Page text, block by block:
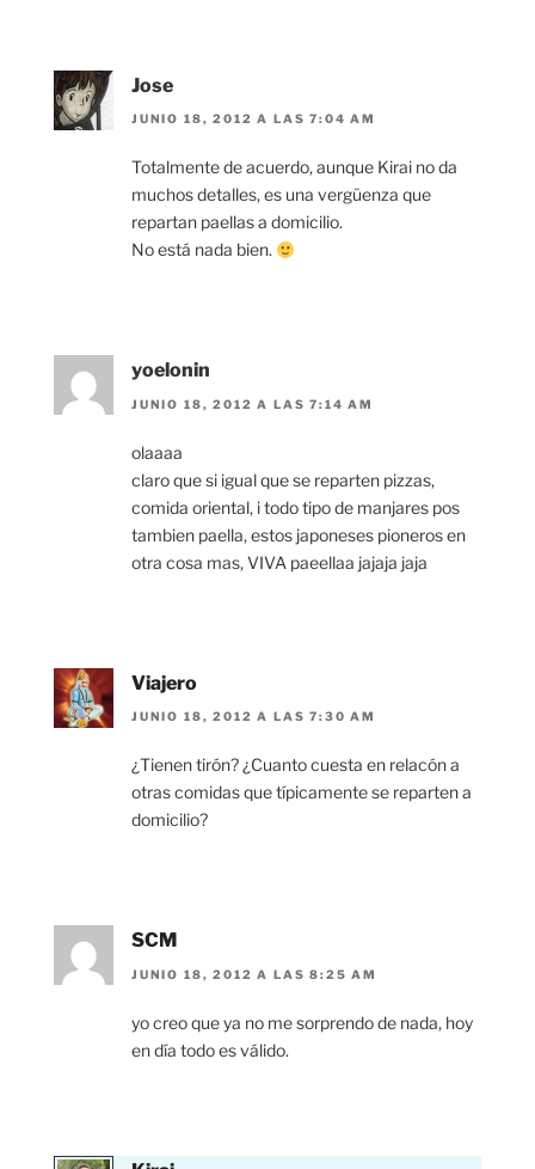
Jose
JUNIO 18, 2012 A LAS 7:04 AM
Totalmente de acuerdo, aunque Kirai no da
muchos detalles, es una vergüenza que
repartan paellas a domicilio.
No está nada bien.
yoelonin
JUNIO 18, 2012 A LAS 7:14 AM
olaaaa
claro que si igual que se reparten pizzas,
comida oriental, i todo tipo de manjares pos
tambien paella, estos japoneses pioneros en
otra cosa mas, VIVA paeellaa jajaja jaja
Viajero
JUNIO 18, 2012 A LAS 7:30 AM
¿Tienen tirón? ¿Cuanto cuesta en relacón a
otras comidas que típicamente se reparten a
domicilio?
SCM
JUNIO 18, 2012 A LAS 8:25 AM
yo creo que ya no me sorprendo de nada, hoy
en día todo es válido.